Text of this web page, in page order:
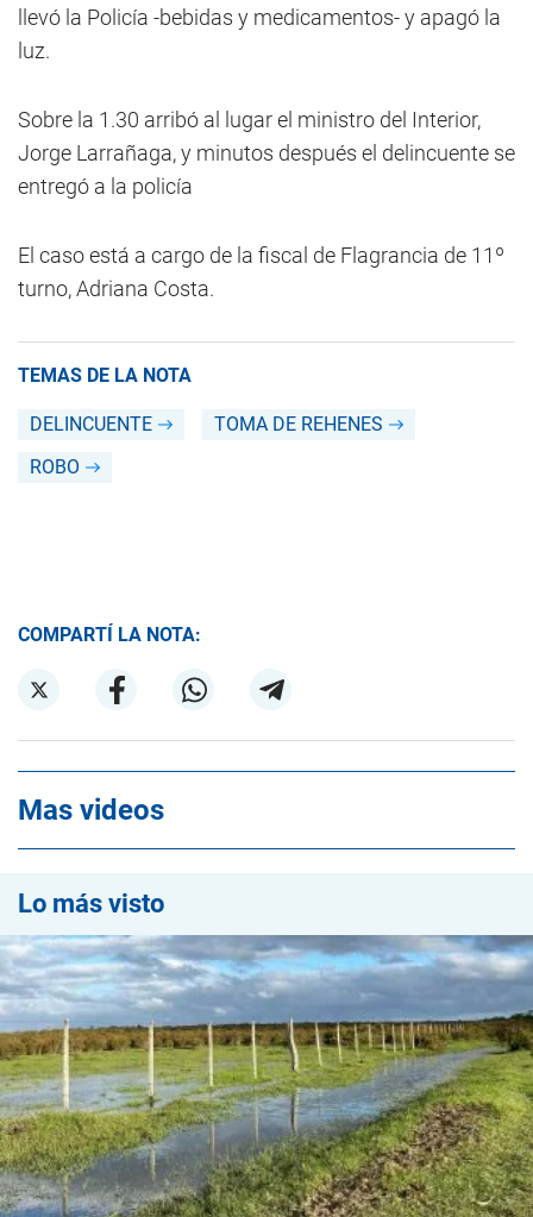
llevó la Policía -bebidas y medicamentos- y apagó la
luz.
Sobre la 1.30 arribó al lugar el ministro del Interior,
Jorge Larrañaga, y minutos después el delincuente se
entregó a la policía
El caso está a cargo de la fiscal de Flagrancia de 11º
turno, Adriana Costa.
TEMAS DE LA NOTA
DELINCUENTE
TOMA DE REHENES
ROBO
COMPARTÍ LA NOTA:
Mas videos
Lo más visto